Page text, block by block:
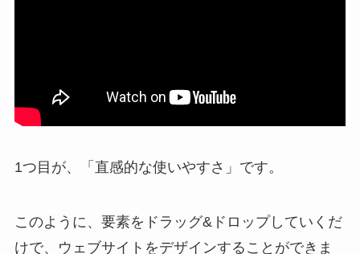
1つ目が、「直感的な使いやすさ」です。
このように、要素をドラッグ&ドロップしていくだ
けで、ウェブサイトをデザインすることができま